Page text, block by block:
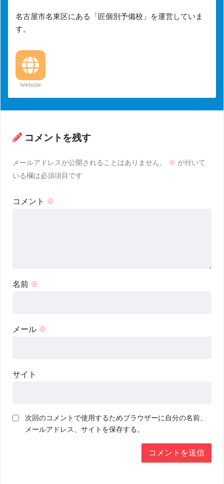
名古屋市名東区にある「匠個別予備校」を運営していま
す。
Website
コメントを残す
メールアドレスが公開されることはありません。 ※ が付いて
いる欄は必須項目です
コメント ※
名前 ※
メール ※
サイト
次回のコメントで使用するためブラウザーに自分の名前、
メールアドレス、サイトを保存する。